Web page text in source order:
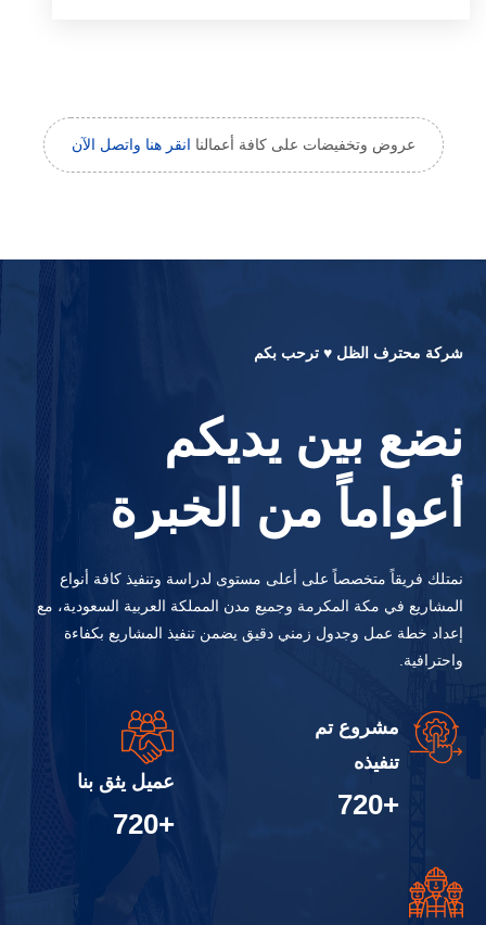
عروض وتخفيضات على كافة أعمالنا انقر هنا واتصل الآن
شركة محترف الظل ♥ ترحب بكم
نضع بين يديكم
أعواماً من الخبرة
نمتلك فريقاً متخصصاً على أعلى مستوى لدراسة وتنفيذ كافة أنواع
المشاريع في مكة المكرمة وجميع مدن المملكة العربية السعودية، مع
إعداد خطة عمل وجدول زمني دقيق يضمن تنفيذ المشاريع بكفاءة
واحترافية.
مشروع تم
تنفيذه
+720
عميل يثق بنا
+720